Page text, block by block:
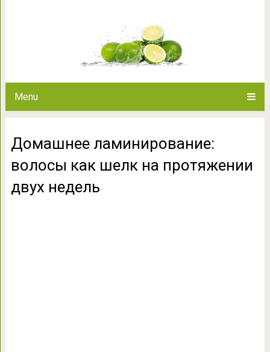
Menu
Домашнее ламинирование:
волосы как шелк на протяжении
двух недель